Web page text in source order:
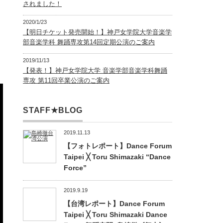
されました！
2020/1/23
【明日チケット発売開始！】神戸女学院大学音楽学
部音楽学科 舞踊専攻第14回定期公演のご案内
2019/11/13
【発表！】神戸女学院大学 音楽学部音楽学科舞踊
専攻 第11回卒業公演のご案内
STAFF★BLOG
2019.11.13
【フォトレポート】Dance Forum
Taipei ╳ Toru Shimazaki “Dance
Force”
2019.9.19
【台湾レポート】Dance Forum
Taipei ╳ Toru Shimazaki Dance